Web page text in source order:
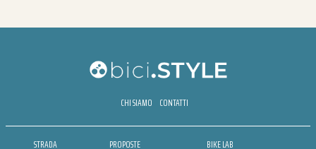
CHI SIAMO CONTATTI
STRADA PROPOSTE BIKE LAB